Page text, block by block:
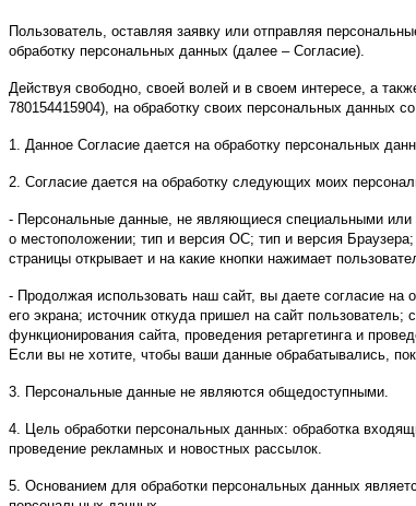
Пользователь, оставляя заявку или отправляя
обработку персональных данных (далее – Согласие).
Действуя свободно, своей волей и в своем интересе, а
780154415904), на обработку своих персональных данных
1. Данное Согласие дается на обработку персональных
2. Согласие дается на обработку следующих моих
- Персональные данные, не являющиеся специальными или
о местоположении; тип и версия ОС; тип и версия
страницы открывает и на какие кнопки нажимает
- Продолжая использовать наш сайт, вы даете согласие на
его экрана; источник откуда пришел на сайт
функционирования сайта, проведения ретаргетинга и
Если вы не хотите, чтобы ваши данные обрабатывались,
3. Персональные данные не являются общедоступными.
4. Цель обработки персональных данных: обработка
проведение рекламных и новостных рассылок.
5. Основанием для обработки персональных данных